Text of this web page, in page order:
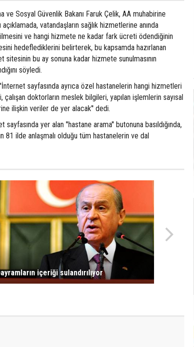
ve Sosyal Güvenlik Bakanı Faruk Çelik, AA muhabirine
açıklamada, vatandaşların sağlık hizmetlerine anında
ve hangi hizmete ne kadar fark ücreti ödendiğinin
hedeflediklerini belirterek, bu kapsamda hazırlanan
sitesinin bu ay sonuna kadar hizmete sunulmasının
söyledi.
sayfasında ayrıca özel hastanelerin hangi hizmetleri
çalışan doktorların meslek bilgileri, yapılan işlemlerin sayısal
ilişkin veriler de yer alacak'' dedi.
sayfasında yer alan ''hastane arama'' butonuna basıldığında,
81 ilde anlaşmalı olduğu tüm hastanelerin ve dal
içeriği sulandırılıyor